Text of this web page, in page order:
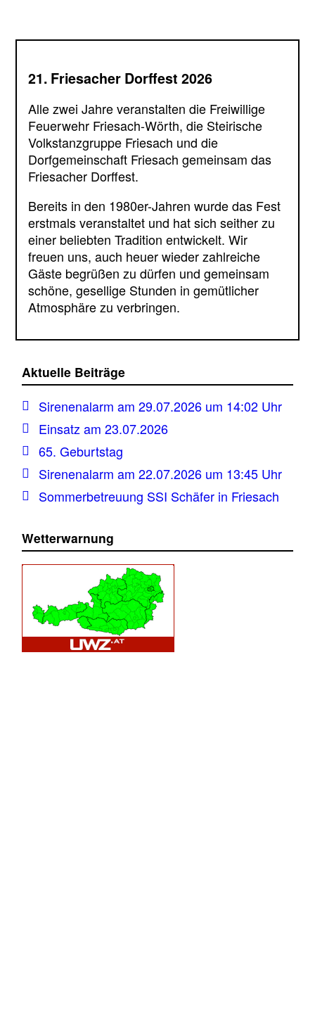
21. Friesacher Dorffest 2026
Alle zwei Jahre veranstalten die Freiwillige
Feuerwehr Friesach-Wörth, die Steirische
Volkstanzgruppe Friesach und die
Dorfgemeinschaft Friesach gemeinsam das
Friesacher Dorffest.
Bereits in den 1980er-Jahren wurde das Fest
erstmals veranstaltet und hat sich seither zu
einer beliebten Tradition entwickelt. Wir
freuen uns, auch heuer wieder zahlreiche
Gäste begrüßen zu dürfen und gemeinsam
schöne, gesellige Stunden in gemütlicher
Atmosphäre zu verbringen.
Aktuelle Beiträge
Sirenenalarm am 29.07.2026 um 14:02 Uhr
Einsatz am 23.07.2026
65. Geburtstag
Sirenenalarm am 22.07.2026 um 13:45 Uhr
Sommerbetreuung SSI Schäfer in Friesach
Wetterwarnung